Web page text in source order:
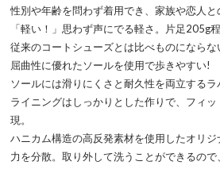
性別や年齢を問わず着用でき、家族や恋人と
「軽い！」思わず声にでる軽さ。片足205g
従来のコートシューズとは比べものにならな
屈曲性に優れたソールを使用で歩きやすい!
ソールには滑りにくさと耐久性を両立するラ
ライニングはしっかりとした作りで、フィ
現。
ハニカム構造の高反発素材を使用したオリ
力を分散。取り外して洗うことができるので